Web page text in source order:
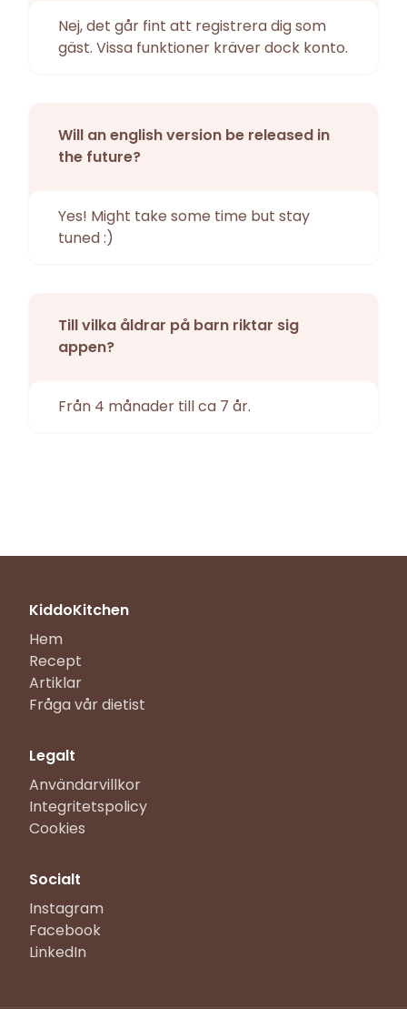
Nej, det går fint att registrera dig som
gäst. Vissa funktioner kräver dock konto.
Will an english version be released in
the future?
Yes! Might take some time but stay
tuned :)
Till vilka åldrar på barn riktar sig
appen?
Från 4 månader till ca 7 år.
KiddoKitchen
Hem
Recept
Artiklar
Fråga vår dietist
Legalt
Användarvillkor
Integritetspolicy
Cookies
Socialt
Instagram
Facebook
LinkedIn